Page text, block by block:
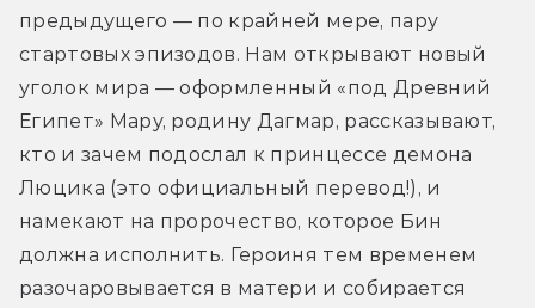
предыдущего — по крайней мере, пару
стартовых эпизодов. Нам открывают новый
уголок мира — оформленный «под Древний
Египет» Мару, родину Дагмар, рассказывают,
кто и зачем подослал к принцессе демона
Люцика (это официальный перевод!), и
намекают на пророчество, которое Бин
должна исполнить. Героиня тем временем
разочаровывается в матери и собирается